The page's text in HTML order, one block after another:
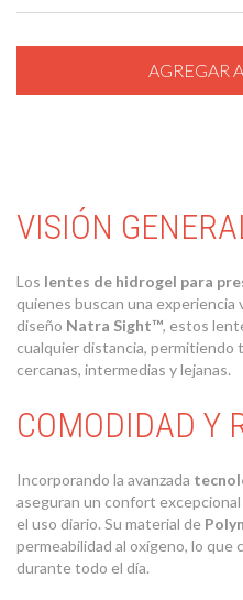
VISIÓN
Los lentes de hidrogel para
quienes buscan una experiencia
diseño Natra Sight™, estos
cualquier distancia, permitiendo
cercanas, intermedias y lejanas.
COMODIDAD Y
Incorporando la avanzada
aseguran un confort excepcional
el uso diario. Su material de
permeabilidad al oxígeno, lo
durante todo el día.